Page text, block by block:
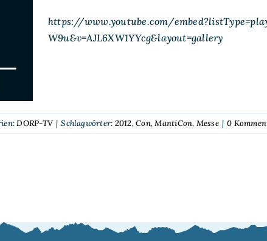
https://www.youtube.com/
W9u&v=AJL6XW1YYcg&layout=gallery
DORP-TV | Schlagwörter: 2012,Con,MantiCon, Messe | 0